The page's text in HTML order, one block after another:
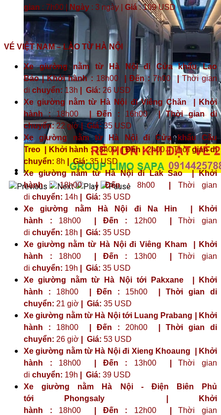
gian : 7h00 | Ngày : 3 ngày | Giá: 109 USD
VÉ VIỆT NAM – LÀO TỪ HÀ NỘI
Xe giường nằm từ Hà Nội đi Cửa khẩu Lao
Bảo | Khởi hành : 18h00 | Đến : 7h00 |Thời gian
di chuyển: 13h Giá: 26 USD
Xe giường nằm từ Hà Nội đi Viêng Chăn | Khởi
hành :18h00 | Đến : 16h00| Thời gian di
chuyển:22 giờ | Giá:35 USD
Xe giường nằm từ Hà Nội đi Cửa khẩu Cầu
Treo | Khởi hành :18h00| Đến :2h00|Thờigian di
chuyển: 8h |Giá:35 USD
Xe giường nằm từ Hà Nội đi Lak Sao | Khởi
hành :18h00| Đến :8h00| Thời gian
di chuyển: 14h Giá: 35 USD
Xe giường nằm Hà Nội đi Na Hin | Khởi
hành : 18h00 | Đến : 12h00|Thời gian
di chuyển: 18h Giá: 35 USD
Xe giường nằm từ Hà Nội đi Viêng Kham | Khởi
hành : 18h00 | Đến : 13h00|Thời gian
di chuyển: 19h Giá: 35 USD
Xe giường nằm từ Hà Nội tới Pakxane | Khởi
hành : 18h00 | Đến : 15h00 | Thời gian di
chuyển: 21 giờ | Giá: 35 USD
Xe giường nằm từ Hà Nội tới Luang Prabang | Khởi
hành : 18h00 | Đến : 20h00 | Thời gian di
chuyển: 26 giờ | Giá: 53 USD
Xe giường nằm từ Hà Nội đi Xieng Khoaung | Khởi
hành : 18h00 | Đến : 13h00|Thời gian
di chuyển: 19h Giá: 39 USD
Xe giường nằm Hà Nội - Điện Biên Phủ
tới
Phongsaly | Khởi
hành : 18h00 | Đến : 12h00|Thời gian